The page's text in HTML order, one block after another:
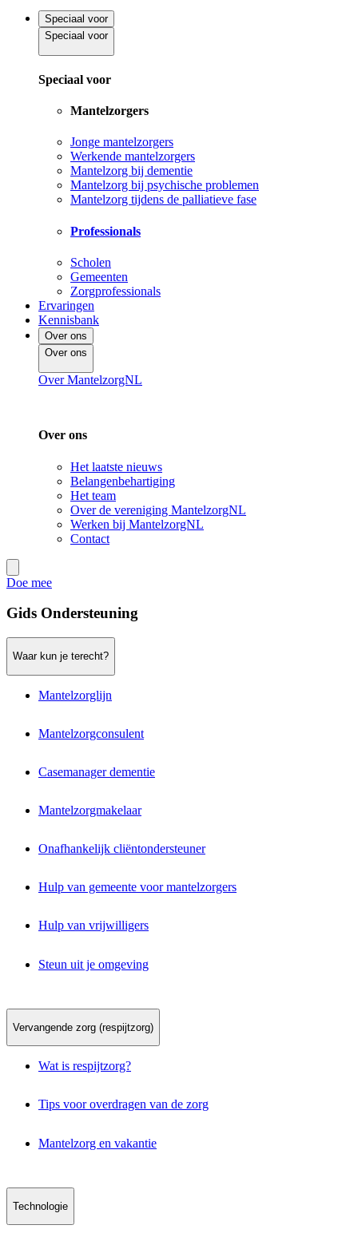
Speciaal voor
Speciaal voor
Speciaal voor
Mantelzorgers
Jonge mantelzorgers
Werkende mantelzorgers
Mantelzorg bij dementie
Mantelzorg bij psychische problemen
Mantelzorg tijdens de palliatieve fase
Professionals
Scholen
Gemeenten
Zorgprofessionals
Ervaringen
Kennisbank
Over ons
Over ons
Over MantelzorgNL
Over ons
Het laatste nieuws
Belangenbehartiging
Het team
Over de vereniging MantelzorgNL
Werken bij MantelzorgNL
Contact
Doe mee
Gids Ondersteuning
Waar kun je terecht?
Mantelzorglijn
Mantelzorgconsulent
Casemanager dementie
Mantelzorgmakelaar
Onafhankelijk cliëntondersteuner
Hulp van gemeente voor mantelzorgers
Hulp van vrijwilligers
Steun uit je omgeving
Vervangende zorg (respijtzorg)
Wat is respijtzorg?
Tips voor overdragen van de zorg
Mantelzorg en vakantie
Technologie